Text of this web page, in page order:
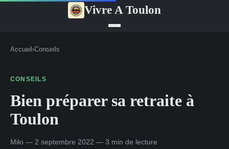
Vivre A Toulon
Accueil ›Conseils
CONSEILS
Bien préparer sa retraite à
Toulon
Milo — 2 septembre 2022 — 3 min de lecture